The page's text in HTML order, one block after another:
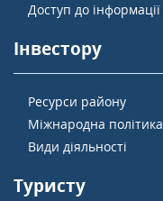
Доступ до інформації
Інвестору
Ресурси району
Міжнародна політика
Види діяльності
Туристу